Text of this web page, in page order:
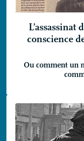
conscience
Ou comment un